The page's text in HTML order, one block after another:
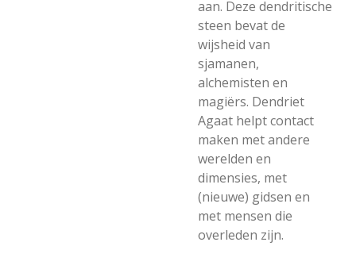
aan. Deze dendritische
steen bevat de
wijsheid van
sjamanen,
alchemisten en
magiërs. Dendriet
Agaat helpt contact
maken met andere
werelden en
dimensies, met
(nieuwe) gidsen en
met mensen die
overleden zijn.